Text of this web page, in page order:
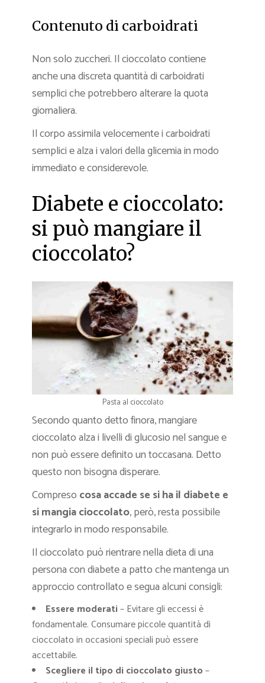
Contenuto di carboidrati
Non solo zuccheri. Il cioccolato contiene
anche una discreta quantità di carboidrati
semplici che potrebbero alterare la quota
giornaliera.
Il corpo assimila velocemente i carboidrati
semplici e alza i valori della glicemia in modo
immediato e considerevole.
Diabete e cioccolato:
si può mangiare il
cioccolato?
Pasta al cioccolato
Secondo quanto detto finora, mangiare
cioccolato alza i livelli di glucosio nel sangue e
non può essere definito un toccasana. Detto
questo non bisogna disperare.
Compreso cosa accade se si ha il diabete e
si mangia cioccolato, però, resta possibile
integrarlo in modo responsabile.
Il cioccolato può rientrare nella dieta di una
persona con diabete a patto che mantenga un
approccio controllato e segua alcuni consigli:
Essere moderati– Evitare gli eccessi è
fondamentale. Consumare piccole quantità di
cioccolato in occasioni speciali può essere
accettabile.
Scegliere il tipo di cioccolato giusto–